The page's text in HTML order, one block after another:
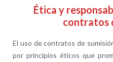
Ética y
contratos
El uso de contratos de
por principios éticos que